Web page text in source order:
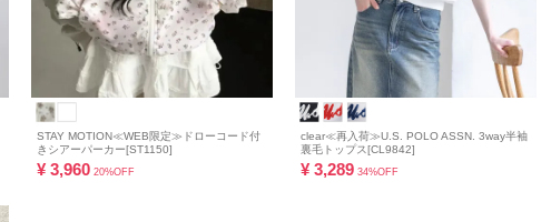
STAY MOTION≪WEB限定≫ドローコード付
きシアーパーカー[ST1150]
¥ 3,960 20%OFF
clear≪再入荷≫U.S. POLO ASSN. 3way半袖
裏毛トップス[CL9842]
¥ 3,289 34%OFF